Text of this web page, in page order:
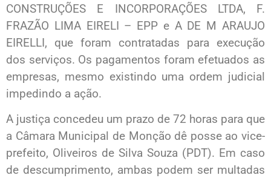
CONSTRUÇÕES E INCORPORAÇÕES LTDA, F.
FRAZÃO LIMA EIRELI – EPP e A DE M ARAUJO
EIRELLI, que foram contratadas para execução
dos serviços. Os pagamentos foram efetuados as
empresas, mesmo existindo uma ordem judicial
impedindo a ação.
A justiça concedeu um prazo de 72 horas para que
a Câmara Municipal de Monção dê posse ao vice-
prefeito, Oliveiros de Silva Souza (PDT). Em caso
de descumprimento, ambas podem ser multadas